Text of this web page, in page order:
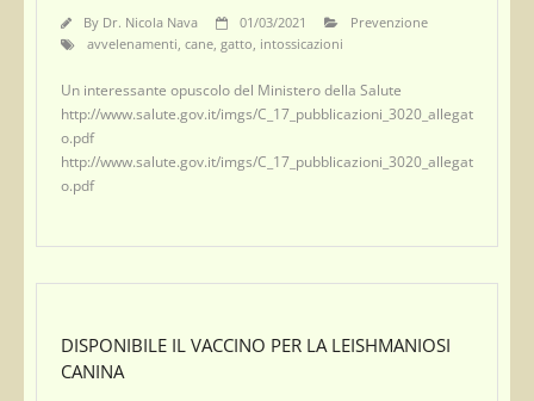
By Dr. Nicola Nava 01/03/2021
Prevenzione
avvelenamenti cane gatto intossicazioni
Un interessante opuscolo del Ministero della Salute
http://www.salute.gov.it/imgs/C_17_pubblicazioni_3020_allegat
o.pdf
http://www.salute.gov.it/imgs/C_17_pubblicazioni_3020_allegat
o.pdf
DISPONIBILE IL VACCINO PER LA LEISHMANIOSI
CANINA